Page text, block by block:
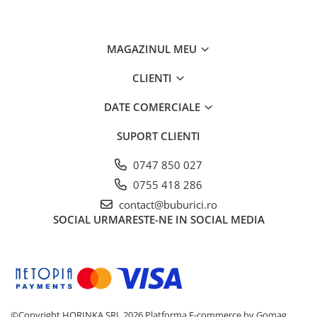
Produsul conține piese mici și necesită
Îndepărtați ambalajul înainte de a oferi jucăria
A se utiliza sub directa supraveghere a unei
MAGAZINUL MEU
CLIENTI
DATE COMERCIALE
SUPORT CLIENTI
0747 850 027
0755 418 286
contact@buburici.ro
SOCIAL URMARESTE-NE IN SOCIAL MEDIA